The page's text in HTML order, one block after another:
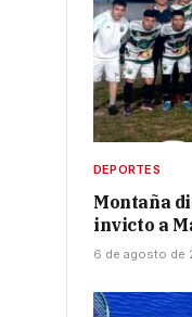
DEPORTES
Montaña
invicto a
6 de agosto de